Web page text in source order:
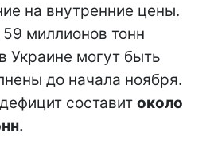
на внутренние цены.
миллионов тонн
Украине могут быть
до начала ноября.
составит около